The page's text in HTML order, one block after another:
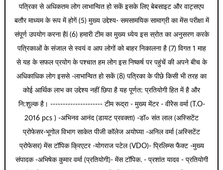
पत्रिका से अधिकतम लोग लाभान्वित हो सकें इसके लिए बेबसाइट और वाट्सएप
बतौर माध्यम के रूप में होगें (5) मुख्य उद्देश्य- समसामयिक सामाग्री का मेंस परीक्षा में
संपूर्ण उपयोग करना हैl (6) हमारी टीम का मुख्य ध्येय इस स्रोत का अनुसरण करके
पत्रिकाओं के संजाल से स्वयं व आप लोगों को बाहर निकालना है (7) विगत 1 माह
से यह के सफल प्रयोग के पश्चात हम लोग इस निष्कर्ष पर पहुंचें की अपने बीच के
अधिकाधिक लोग इससे -लाभान्वित हो सकें (8) पत्रिका के पीछे किसी भी तरह का
कोई आर्थिक लाभ का उद्देश्य नहीं छिपा है यह पूर्णत: प्रतियोगी हित में है और
नि:शुल्क है। --------------------- टीम रूद्रा - मुख्य मेंटर - वीरेेस वर्मा (T.O-
2016 pcs ) -अभिनव आनंद (डायट प्रवक्ता) -डॉ० संत लाल (अस्सिटेंट
प्रोफेसर-भूगोल विभाग साकेत पीजी कॉलेज अयोघ्या -अनिल वर्मा (अस्सिटेंट
प्रोफेसर) मेंस टॉपिक क्रिएटर -योगराज पटेल (VDO)- प्रिलिम्स फैक्ट -मुख्य
संपादक -अभिषेक कुमार वर्मा (प्रतियोगी)- मेंस टॉपिक. - प्रशांत यादव - प्रतियोगी